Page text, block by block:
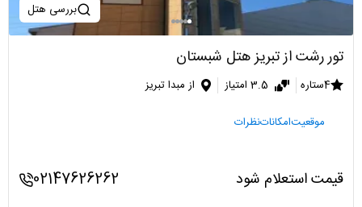
بررسی هتل
تور رشت از تبریز هتل شبستان
4ستاره 3.5 امتیاز از مبدا تبریز
موقعیتامکاناتنظرات
قیمت استعلام شود 02147626262